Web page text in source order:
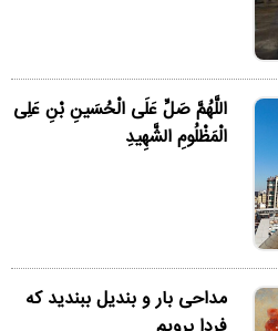
اللَّهُمَّ صَلِّ عَلَى الْحُسَینِ بْنِ عَلِی
الْمَظْلُومِ الشَّهِیدِ
مداحی بار و بندیل ببندید که